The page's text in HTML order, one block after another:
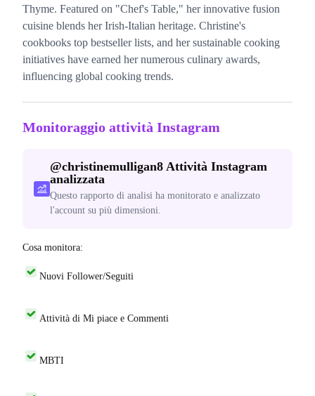
Thyme. Featured on "Chef's Table," her innovative fusion
cuisine blends her Irish-Italian heritage. Christine's
cookbooks top bestseller lists, and her sustainable cooking
initiatives have earned her numerous culinary awards,
influencing global cooking trends.
Monitoraggio attività Instagram
@christinemulligan8 Attività Instagram
analizzata
Questo rapporto di analisi ha monitorato e analizzato
l'account su più dimensioni.
Cosa monitora:
Nuovi Follower/Seguiti
Attività di Mi piace e Commenti
MBTI